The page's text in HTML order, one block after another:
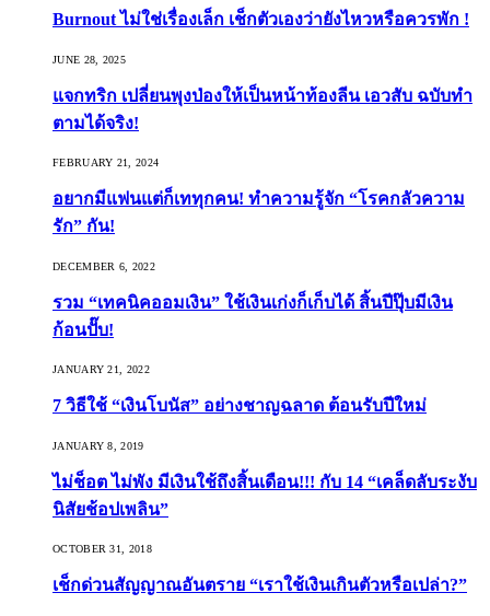
Burnout ไม่ใช่เรื่องเล็ก เช็กตัวเองว่ายังไหวหรือควรพัก !
JUNE 28, 2025
แจกทริก เปลี่ยนพุงป่องให้เป็นหน้าท้องลีน เอวสับ ฉบับทำ
ตามได้จริง!
FEBRUARY 21, 2024
อยากมีแฟนแต่ก็เททุกคน! ทำความรู้จัก “โรคกลัวความ
รัก” กัน!
DECEMBER 6, 2022
รวม “เทคนิคออมเงิน” ใช้เงินเก่งก็เก็บได้ สิ้นปีปุ๊บมีเงิน
ก้อนปั๊บ!
JANUARY 21, 2022
7 วิธีใช้ “เงินโบนัส” อย่างชาญฉลาด ต้อนรับปีใหม่
JANUARY 8, 2019
ไม่ช็อต ไม่พัง มีเงินใช้ถึงสิ้นเดือน!!! กับ 14 “เคล็ดลับระงับ
นิสัยช้อปเพลิน”
OCTOBER 31, 2018
เช็กด่วนสัญญาณอันตราย “เราใช้เงินเกินตัวหรือเปล่า?”